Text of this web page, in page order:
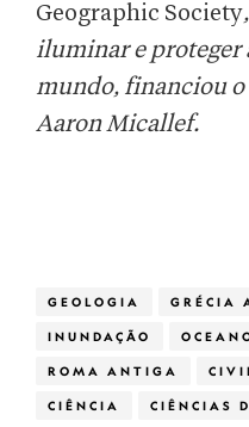
Geographic Society
iluminar e proteger
mundo, financiou
Aaron Micallef.
GEOLOGIA GRÉCIA
INUNDAÇÃO
ROMA ANTIGA
CIÊNCIA CIÊNCIAS